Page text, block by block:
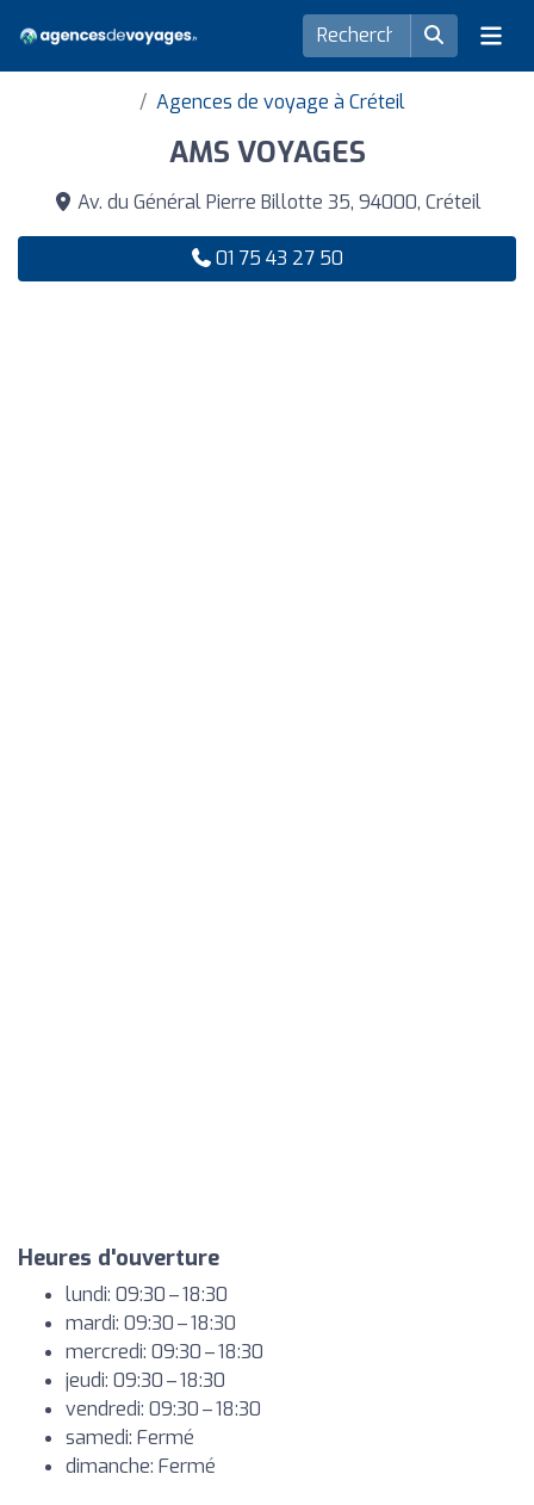
Agences de voyage à Créteil
AMS VOYAGES
Av. du Général Pierre Billotte 35, 94000, Créteil
01 75 43 27 50
Heures d'ouverture
lundi: 09:30 – 18:30
mardi: 09:30 – 18:30
mercredi: 09:30 – 18:30
jeudi: 09:30 – 18:30
vendredi: 09:30 – 18:30
samedi: Fermé
dimanche: Fermé